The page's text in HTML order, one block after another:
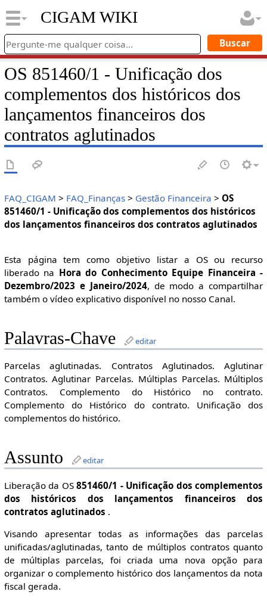
CIGAM WIKI
OS 851460/1 - Unificação dos
complementos dos históricos dos
lançamentos financeiros dos
contratos aglutinados
FAQ_CIGAM > FAQ_Finanças> Gestão Financeira > OS
851460/1 - Unificação dos complementos dos históricos
dos lançamentos financeiros dos contratos aglutinados
Esta página tem como objetivo listar a OS ou recurso
liberado na Hora do Conhecimento Equipe Financeira -
Dezembro/2023 e Janeiro/2024, de modo a compartilhar
também o vídeo explicativo disponível no nosso Canal.
Palavras-Chave editar
Parcelas aglutinadas. Contratos Aglutinados. Aglutinar
Contratos. Aglutinar Parcelas. Múltiplas Parcelas. Múltiplos
Contratos. Complemento do Histórico no contrato.
Complemento do Histórico do contrato. Unificação dos
complementos do histórico.
Assunto editar
Liberação da OS851460/1 - Unificação dos complementos
dos históricos dos lançamentos financeiros dos
contratos aglutinados .
Visando apresentar todas as informações das parcelas
unificadas/aglutinadas, tanto de múltiplos contratos quanto
de múltiplas parcelas, foi criada uma nova opção para
organizar o complemento histórico dos lançamentos da nota
fiscal gerada.